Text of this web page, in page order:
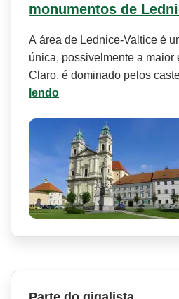
monumentos de
A área de Lednice-Valtice é
única, possivelmente a maior
Claro, é dominado pelos
lendo